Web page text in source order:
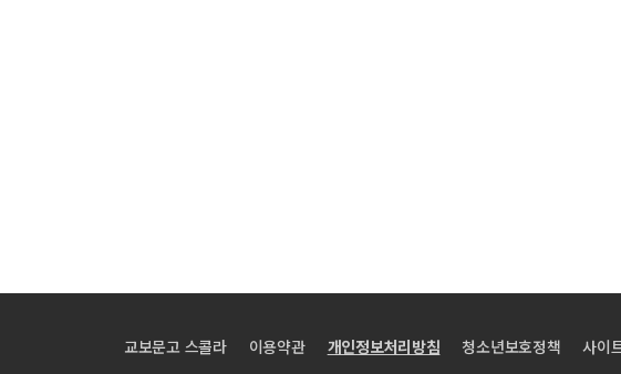
교보문고 스콜라 이용약관 개인정보처리방침 청소년보호정책
사이